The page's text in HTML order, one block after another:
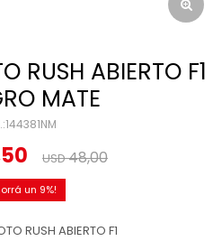
RUSH ABIERTO F1
MATE
144381NM
USD48,00
9
RUSH ABIERTO F1